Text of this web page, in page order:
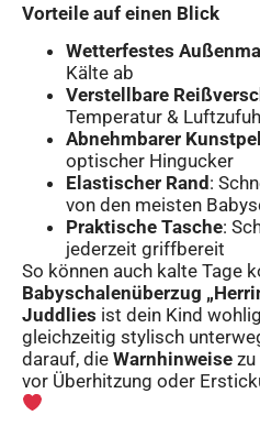
Vorteile auf einen Blick
Wetterfestes
Kälte ab
Verstellbare
Temperatur &
Abnehmbarer
optischer Hingucker
Elastischer Rand :
von den meisten
Praktische Tasche:
jederzeit griffbereit
So können auch kalte Tage
Babyschalenüberzug
Juddlies ist dein Kind
gleichzeitig stylisch
darauf, die Warnhinweise
vor Überhitzung oder